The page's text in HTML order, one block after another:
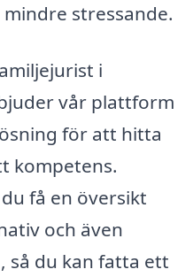
stressande.
i
vår plattform
för att hitta
kompetens.
få en översikt
och även
så du kan fatta ett